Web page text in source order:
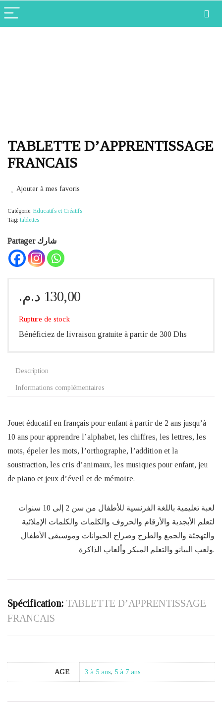
TABLETTE D’APPRENTISSAGE
FRANCAIS
Ajouter à mes favoris
Catégorie: Educatifs et Créatifs
Tag: tablettes
Partager شارك
130,00 د.م.
Rupture de stock
Bénéficiez de livraison gratuite à partir de 300 Dhs
Description
Informations complémentaires
Jouet éducatif en français pour enfant à partir de 2 ans jusqu’à
10 ans pour apprendre l’alphabet, les chiffres, les lettres, les
mots, épeler les mots, l’orthographe, l’addition et la
soustraction, les cris d’animaux, les musiques pour enfant, jeu
de piano et jeux d’éveil et de mémoire.
لعبة تعليمية باللغة الفرنسية للأطفال من سن 2 إلى 10 سنوات
لتعلم الأبجدية والأرقام والحروف والكلمات والكلمات الإملائية
والتهجئة والجمع والطرح وصراخ الحيوانات وموسيقى الأطفال
ولعب البيانو والتعلم المبكر وألعاب الذاكرة.
Spécification: TABLETTE D’APPRENTISSAGE
FRANCAIS
AGE 3 à 5 ans, 5 à 7 ans